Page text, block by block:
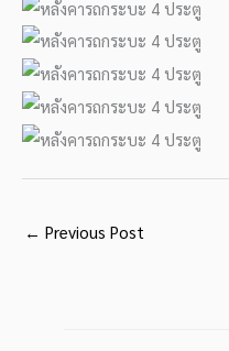
← Previous Post